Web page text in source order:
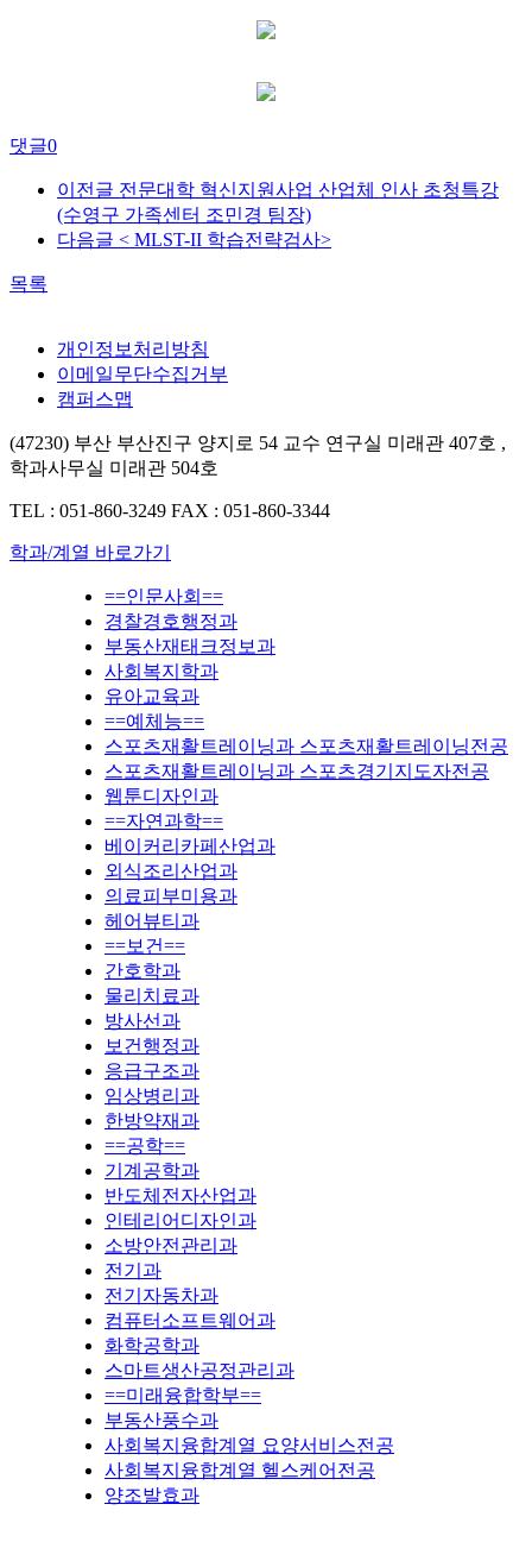
댓글0
이전글 전문대학 혁신지원사업 산업체 인사 초청특강
(수영구 가족센터 조민경 팀장)
다음글 < MLST-II 학습전략검사>
목록
개인정보처리방침
이메일무단수집거부
캠퍼스맵
(47230) 부산 부산진구 양지로 54 교수 연구실 미래관 407호 ,
학과사무실 미래관 504호
TEL : 051-860-3249 FAX : 051-860-3344
학과/계열 바로가기
==인문사회==
경찰경호행정과
부동산재태크정보과
사회복지학과
유아교육과
==예체능==
스포츠재활트레이닝과 스포츠재활트레이닝전공
스포츠재활트레이닝과 스포츠경기지도자전공
웹툰디자인과
==자연과학==
베이커리카페산업과
외식조리산업과
의료피부미용과
헤어뷰티과
==보건==
간호학과
물리치료과
방사선과
보건행정과
응급구조과
임상병리과
한방약재과
==공학==
기계공학과
반도체전자산업과
인테리어디자인과
소방안전관리과
전기과
전기자동차과
컴퓨터소프트웨어과
화학공학과
스마트생산공정관리과
==미래융합학부==
부동산풍수과
사회복지융합계열 요양서비스전공
사회복지융합계열 헬스케어전공
양조발효과